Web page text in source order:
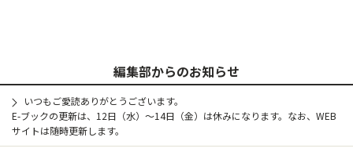
編集部からのお知らせ
いつもご愛読ありがとうございます。
E-ブックの更新は、12日（水）～14日（金）は休みになります。なお、WEB
サイトは随時更新します。